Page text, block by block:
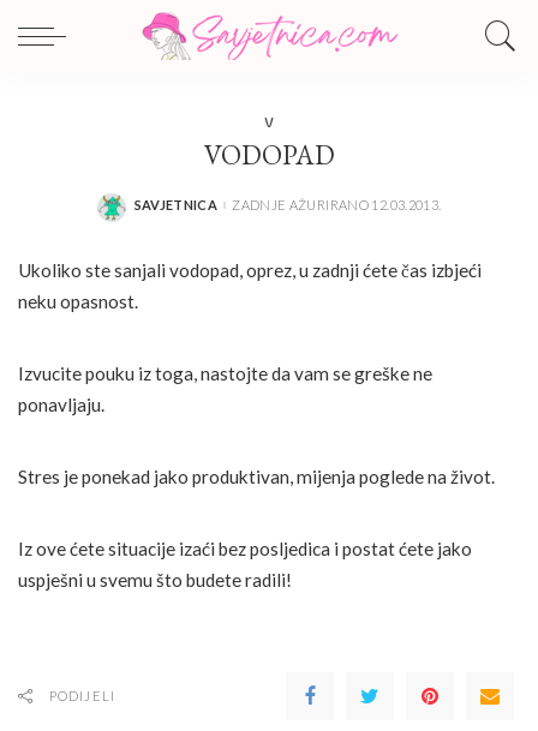
V
VODOPAD
POSTED
SAVJETNICA ZADNJE AŽURIRANO 12.03.2013.
Ukoliko ste sanjali vodopad, oprez, u zadnji ćete čas izbjeći
neku opasnost.
Izvucite pouku iz toga, nastojte da vam se greške ne
ponavljaju.
Stres je ponekad jako produktivan, mijenja poglede na život.
Iz ove ćete situacije izaći bez posljedica i postat ćete jako
uspješni u svemu što budete radili!
PODIJELI